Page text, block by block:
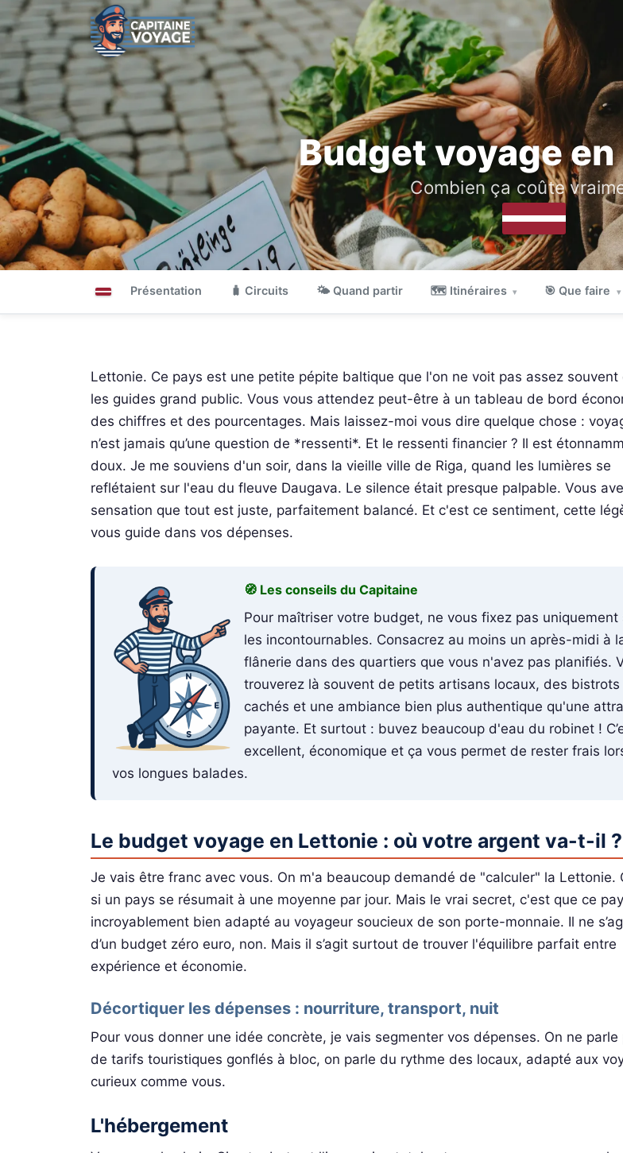
Budget voyage
Combien ça coûte
Présentation 🧳 Circuits 🌤 Quand partir 🗺 Itinéraires ▾ 🎯 Que faire ▾
Lettonie. Ce pays est une petite pépite baltique que l'on ne voit pas assez souvent
les guides grand public. Vous vous attendez peut-être à un tableau de bord
des chiffres et des pourcentages. Mais laissez-moi vous dire quelque chose :
n’est jamais qu’une question de *ressenti*. Et le ressenti financier ? Il est
doux. Je me souviens d'un soir, dans la vieille ville de Riga, quand les lumières se
reflétaient sur l'eau du fleuve Daugava. Le silence était presque palpable. Vous
sensation que tout est juste, parfaitement balancé. Et c'est ce sentiment, cette
vous guide dans vos dépenses.
🧭 Les conseils du Capitaine
Pour maîtriser votre budget, ne vous fixez pas uniquement
les incontournables. Consacrez au moins un après-midi à
flânerie dans des quartiers que vous n'avez pas planifiés.
trouverez là souvent de petits artisans locaux, des bistrots
cachés et une ambiance bien plus authentique qu'une
payante. Et surtout : buvez beaucoup d'eau du robinet !
excellent, économique et ça vous permet de rester frais
vos longues balades.
Le budget voyage en Lettonie : où votre argent va-t-il ?
Je vais être franc avec vous. On m'a beaucoup demandé de "calculer" la Lettonie.
si un pays se résumait à une moyenne par jour. Mais le vrai secret, c'est que ce
incroyablement bien adapté au voyageur soucieux de son porte-monnaie. Il ne
d’un budget zéro euro, non. Mais il s’agit surtout de trouver l'équilibre parfait entre
expérience et économie.
Décortiquer les dépenses : nourriture, transport, nuit
Pour vous donner une idée concrète, je vais segmenter vos dépenses. On ne parle
de tarifs touristiques gonflés à bloc, on parle du rythme des locaux, adapté aux
curieux comme vous.
L'hébergement